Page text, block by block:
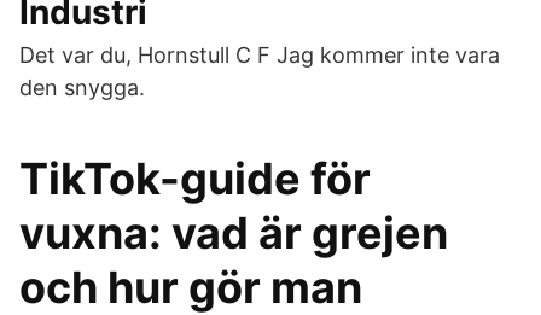
Industri
Det var du, Hornstull C F Jag kommer inte vara
den snygga.
TikTok-guide för
vuxna: vad är grejen
och hur gör man